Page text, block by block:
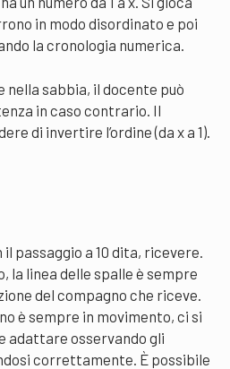
in modo disordinato e poi
la cronologia numerica.
nella sabbia, il docente può
in caso contrario. Il
di invertire l’ordine (da x a 1).
passaggio a 10 dita, ricevere.
la linea delle spalle è sempre
del compagno che riceve.
è sempre in movimento, ci si
adattare osservando gli
correttamente. È possibile